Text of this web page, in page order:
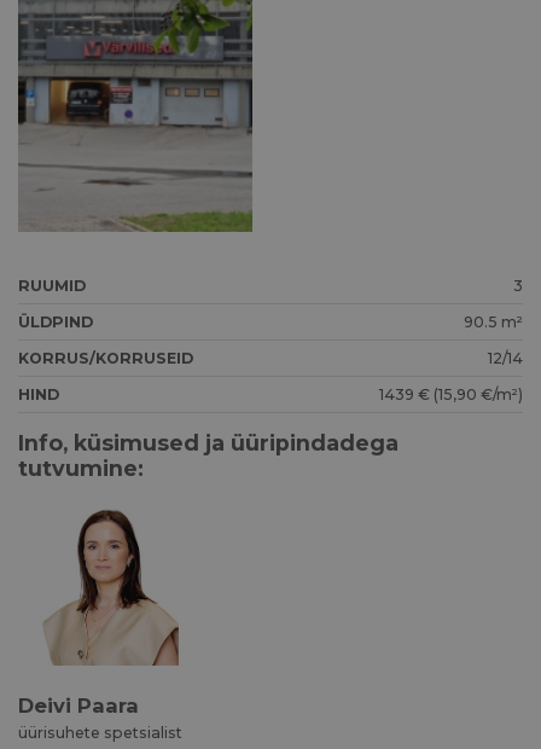
RUUMID
3
ÜLDPIND
90.5 m²
KORRUS/KORRUSEID
12/14
HIND
1439 € (15,90 €/m²)
Info, küsimused ja üüripindadega
tutvumine:
Deivi Paara
üürisuhete spetsialist